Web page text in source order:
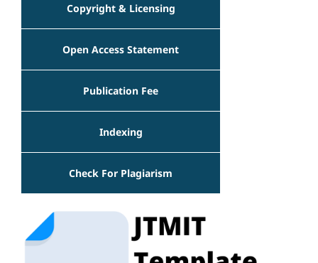
Copyright & Licensing
Open Access Statement
Publication Fee
Indexing
Check For Plagiarism